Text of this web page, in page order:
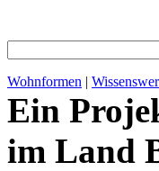
Wohnformen |
Ein
im Land